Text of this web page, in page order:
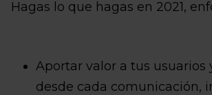
Hagas lo que hagas en 2021,
Aportar valor a tus usuarios
desde cada comunicación,